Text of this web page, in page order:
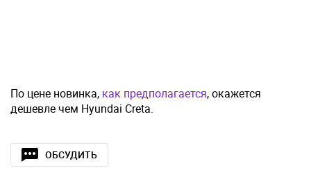
По цене новинка, как предполагается, окажется
дешевле чем Hyundai Creta.
ОБСУДИТЬ